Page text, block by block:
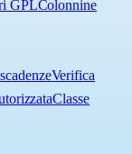
GPLColonnine
Verifica
Classe